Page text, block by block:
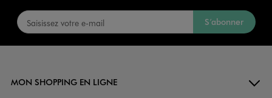
S’abonner
MON SHOPPING EN LIGNE